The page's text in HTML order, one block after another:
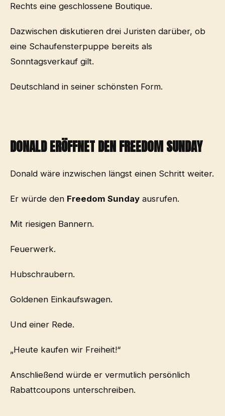
Rechts eine geschlossene Boutique.
Dazwischen diskutieren drei Juristen darüber, ob
eine Schaufensterpuppe bereits als
Sonntagsverkauf gilt.
Deutschland in seiner schönsten Form.
DONALD ERÖFFNET DEN FREEDOM SUNDAY
Donald wäre inzwischen längst einen Schritt weiter.
Er würde den Freedom Sunday ausrufen.
Mit riesigen Bannern.
Feuerwerk.
Hubschraubern.
Goldenen Einkaufswagen.
Und einer Rede.
„Heute kaufen wir Freiheit!“
Anschließend würde er vermutlich persönlich
Rabattcoupons unterschreiben.